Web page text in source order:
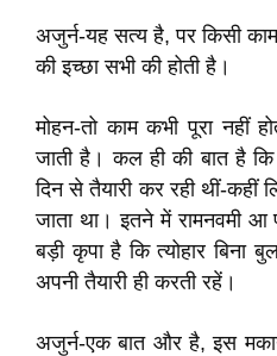
अजुर्न-यह सत्य है, पर किसी
की इच्छा सभी की होती है।
मोहन-तो काम कभी पूरा
जाती है। कल ही की बात है कि
दिन से तैयारी कर रही थीं-कहीं
जाता था। इतने में रामनवमी आ
बड़ी कृपा है कि त्योहार बिना
अपनी तैयारी ही करती रहें।
अजुर्न-एक बात और है, इस